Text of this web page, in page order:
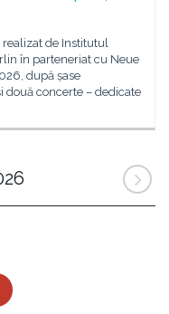
realizat de Institutul
în parteneriat cu Neue
după șase
concerte – dedicate